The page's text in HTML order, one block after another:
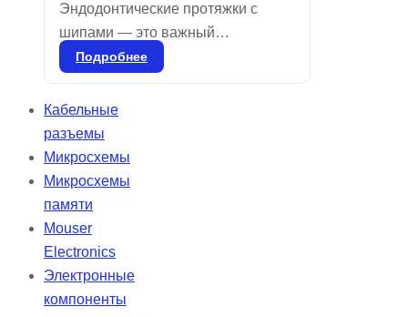
Эндодонтические протяжки с
шипами — это важный
инструмент в стоматологии,
пульпы при лечении корневых
каналов. Оснащенные
зазубринами, круглые проволоки
обеспечивают необходимую
текстуру для выполнения этой
процедуры. Компания Dentsply
Sirona, являясь лидером в
области эндодонтии, предлагает
качественные решения для
Подробнее
Кабельные
разъемы
Микросхемы
Микросхемы
памяти
Mouser
Electronics
Электронные
компоненты